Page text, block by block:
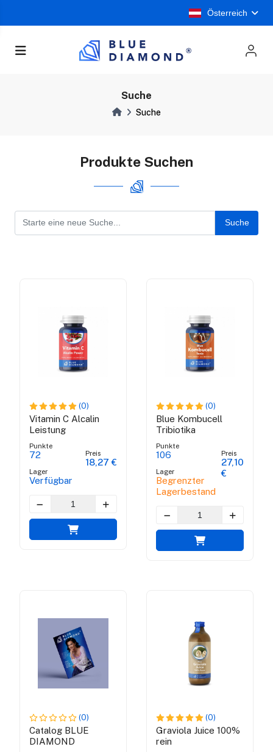
Österreich
Suche
Suche
Produkte Suchen
Suche
(0)
Vitamin C Alcalin
Leistung
Punkte
72
Lager
Verfügbar
Preis
18,27 €
(0)
Blue Kombucell
Tribiotika
Punkte
106
Lager
Begrenzter
Lagerbestand
Preis
27,10
€
(0)
Catalog BLUE
DIAMOND
(0)
Graviola Juice 100%
rein